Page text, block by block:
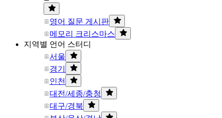
영어 질문 게시판
메모리 크리스마스
지역별 언어 스터디
서울
경기
인천
대전/세종/충청
대구/경북